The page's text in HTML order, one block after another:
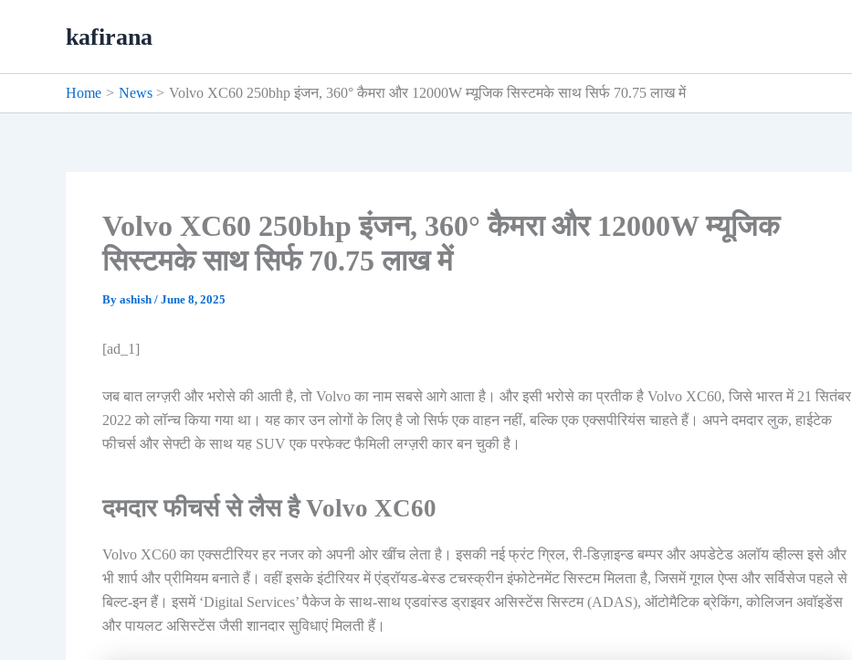
kafirana
Home News Volvo XC60 250bhp इंजन, 360° कैमरा और 12000W म्यूजिक सिस्टमके साथ सिर्फ 70.75 लाख में
Volvo XC60 250bhp इंजन, 360° कैमरा और 12000W म्यूजिक
सिस्टमके साथ सिर्फ 70.75 लाख में
By ashish / June 8, 2025
[ad_1]
जब बात लग्ज़री और भरोसे की आती है, तो Volvo का नाम सबसे आगे आता है। और इसी भरोसे का प्रतीक है Volvo XC60, जिसे भारत में 21 सितंबर
2022 को लॉन्च किया गया था। यह कार उन लोगों के लिए है जो सिर्फ एक वाहन नहीं, बल्कि एक एक्सपीरियंस चाहते हैं। अपने दमदार लुक, हाईटेक
फीचर्स और सेफ्टी के साथ यह SUV एक परफेक्ट फैमिली लग्ज़री कार बन चुकी है।
दमदार फीचर्स से लैस है Volvo XC60
Volvo XC60 का एक्सटीरियर हर नजर को अपनी ओर खींच लेता है। इसकी नई फ्रंट ग्रिल, री-डिज़ाइन्ड बम्पर और अपडेटेड अलॉय व्हील्स इसे और
भी शार्प और प्रीमियम बनाते हैं। वहीं इसके इंटीरियर में एंड्रॉयड-बेस्ड टचस्क्रीन इंफोटेनमेंट सिस्टम मिलता है, जिसमें गूगल ऐप्स और सर्विसेज पहले से
बिल्ट-इन हैं। इसमें ‘Digital Services’ पैकेज के साथ-साथ एडवांस्ड ड्राइवर असिस्टेंस सिस्टम (ADAS), ऑटोमैटिक ब्रेकिंग, कोलिजन अवॉइडेंस
और पायलट असिस्टेंस जैसी शानदार सुविधाएं मिलती हैं।